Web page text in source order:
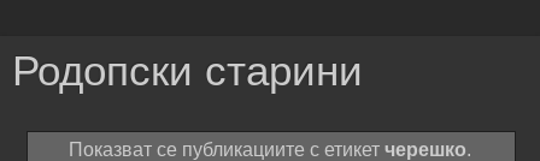
Родопски старини
Показват се публикациите с етикет черешко.